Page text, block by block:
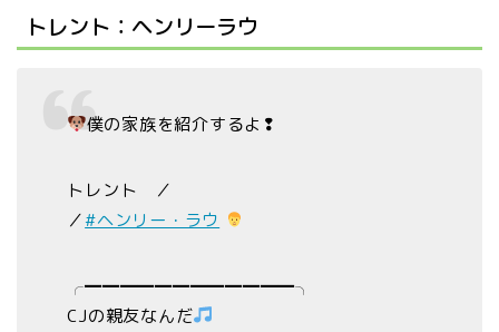
トレント：ヘンリーラウ
僕の家族を紹介するよ❢
トレント ／
／#ヘンリー・ラウ
╭━━━━━━━━━━━━╮
CJの親友なんだ